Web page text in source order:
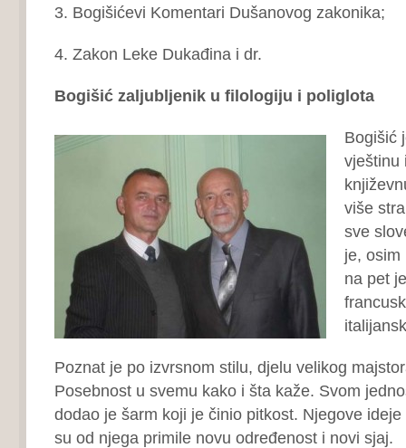
3. Bogišićevi Komentari Dušanovog zakonika;
4. Zakon Leke Dukađina i dr.
Bogišić zaljubljenik u filologiju i poliglota
Bogišić
vještinu
više
sve
je, osim
na pet
Poznat je po izvrsnom stilu, djelu velikog
Posebnost u svemu kako i šta kaže. Svom
dodao je šarm koji je činio pitkost. Njegove
su od njega primile novu određenost i novi sjaj.